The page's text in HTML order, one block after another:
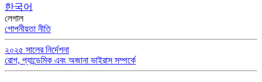
한국어
লেগাল
গোপনীয়তা নীতি
২০২৫ সালের নির্দেশনা
রোগ, প্যান্ডেমিক এবং অজানা ভাইরাস সম্পর্কে